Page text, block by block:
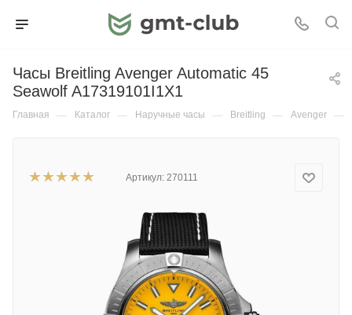
Часы Breitling Avenger Automatic 45
Seawolf A17319101I1X1
Главная — Каталог — Наручные часы — Breitling — Avenger —
Артикул: 270111